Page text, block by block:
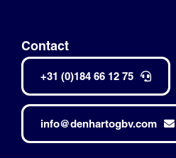
Contact
+31 (0)184 66 12 75
info@denhartogbv.com